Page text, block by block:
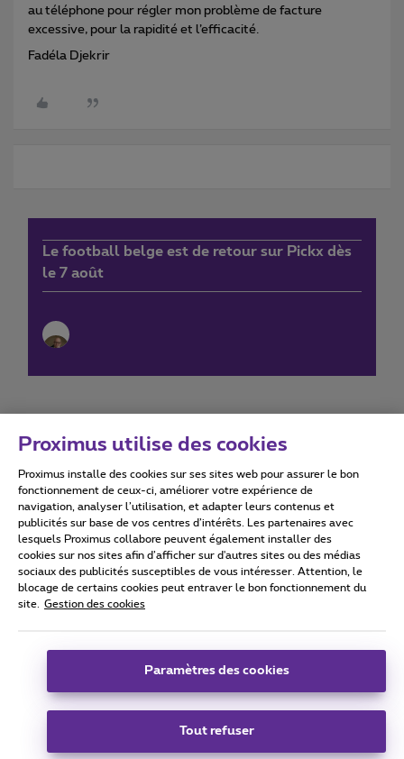
au téléphone pour régler mon problème de facture
excessive, pour la rapidité et l’efficacité.
Fadéla Djekrir
Le football belge est de retour sur Pickx dès
le 7 août
Conditions d'utilisation Accessibility statement
Tous droits réservés. © 2026 Proximus
Conditions générales, info consommateur
Coordonnées de l’entreprise
Boulevard du Roi Albert II 27 - B-1030 Bruxelles.
Proximus utilise des cookies
Proximus installe des cookies sur ses sites web pour assurer le bon
fonctionnement de ceux-ci, améliorer votre expérience de
navigation, analyser l’utilisation, et adapter leurs contenus et
publicités sur base de vos centres d’intérêts. Les partenaires avec
lesquels Proximus collabore peuvent également installer des
cookies sur nos sites afin d’afficher sur d'autres sites ou des médias
sociaux des publicités susceptibles de vous intéresser. Attention, le
blocage de certains cookies peut entraver le bon fonctionnement du
site.
Gestion des cookies
Paramètres des cookies
Tout refuser